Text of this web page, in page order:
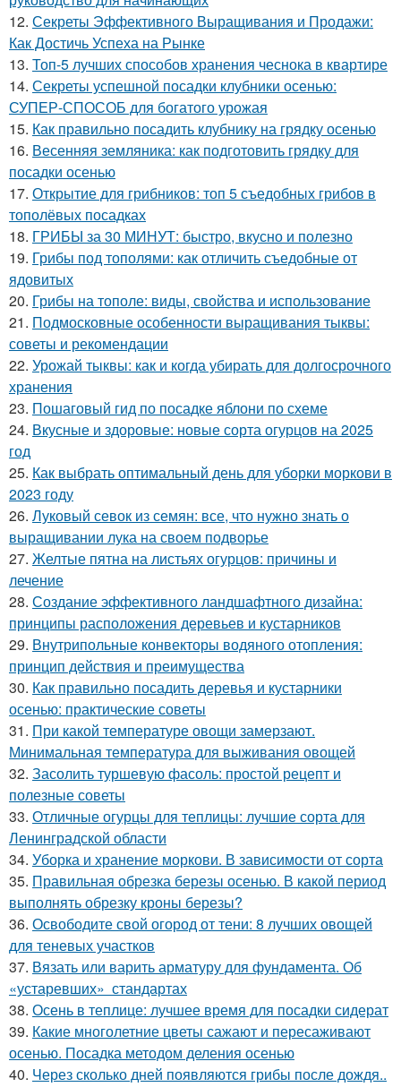
12. Секреты Эффективного Выращивания и Продажи:
Как Достичь Успеха на Рынке
13. Топ-5 лучших способов хранения чеснока в квартире
14. Секреты успешной посадки клубники осенью:
СУПЕР-СПОСОБ для богатого урожая
15. Как правильно посадить клубнику на грядку осенью
16. Весенняя земляника: как подготовить грядку для
посадки осенью
17. Открытие для грибников: топ 5 съедобных грибов в
тополёвых посадках
18. ГРИБЫ за 30 МИНУТ: быстро, вкусно и полезно
19. Грибы под тополями: как отличить съедобные от
ядовитых
20. Грибы на тополе: виды, свойства и использование
21. Подмосковные особенности выращивания тыквы:
советы и рекомендации
22. Урожай тыквы: как и когда убирать для долгосрочного
хранения
23. Пошаговый гид по посадке яблони по схеме
24. Вкусные и здоровые: новые сорта огурцов на 2025
год
25. Как выбрать оптимальный день для уборки моркови в
2023 году
26. Луковый севок из семян: все, что нужно знать о
выращивании лука на своем подворье
27. Желтые пятна на листьях огурцов: причины и
лечение
28. Создание эффективного ландшафтного дизайна:
принципы расположения деревьев и кустарников
29. Внутрипольные конвекторы водяного отопления:
принцип действия и преимущества
30. Как правильно посадить деревья и кустарники
осенью: практические советы
31. При какой температуре овощи замерзают.
Минимальная температура для выживания овощей
32. Засолить туршевую фасоль: простой рецепт и
полезные советы
33. Отличные огурцы для теплицы: лучшие сорта для
Ленинградской области
34. Уборка и хранение моркови. В зависимости от сорта
35. Правильная обрезка березы осенью. В какой период
выполнять обрезку кроны березы?
36. Освободите свой огород от тени: 8 лучших овощей
для теневых участков
37. Вязать или варить арматуру для фундамента. Об
«устаревших» стандартах
38. Осень в теплице: лучшее время для посадки сидерат
39. Какие многолетние цветы сажают и пересаживают
осенью. Посадка методом деления осенью
40. Через сколько дней появляются грибы после дождя..